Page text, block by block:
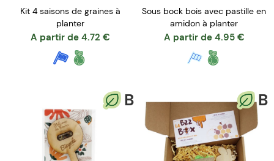
Kit 4 saisons de graines à
planter
A partir de 4.72 €
Sous bock bois avec pastille en
amidon à planter
A partir de 4.95 €
B B